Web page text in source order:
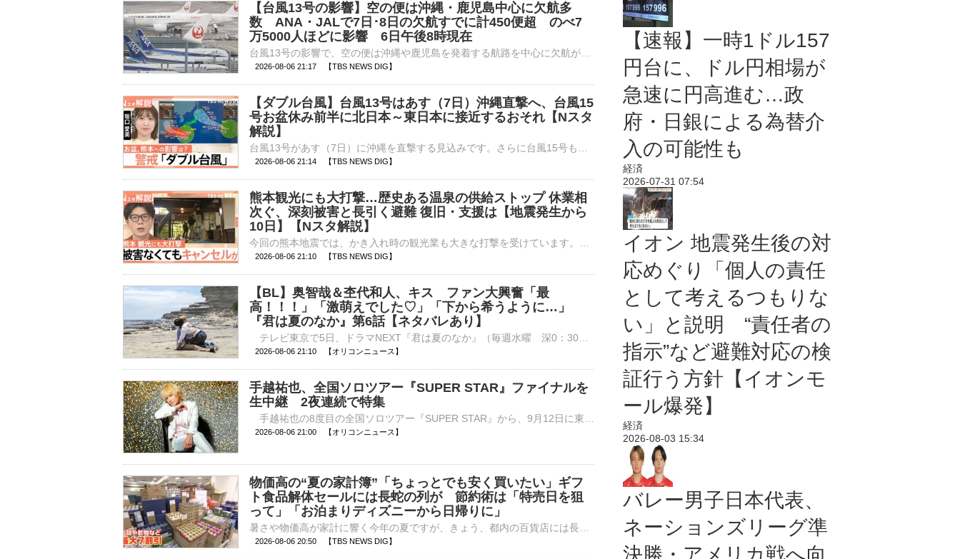
【台風13号の影響】空の便は沖縄・鹿児島中心に欠航多
数 ANA・JALで7日･8日の欠航すでに計450便超 のべ7
万5000人ほどに影響 6日午後8時現在
2026-08-06 21:17 【TBS NEWS DIG】
【ダブル台風】台風13号はあす（7日）沖縄直撃へ、台風15
号お盆休み前半に北日本～東日本に接近するおそれ【Nスタ
解説】
2026-08-06 21:14 【TBS NEWS DIG】
熊本観光にも大打撃…歴史ある温泉の供給ストップ 休業相
次ぐ、深刻被害と長引く避難 復旧・支援は【地震発生から
10日】【Nスタ解説】
2026-08-06 21:10 【TBS NEWS DIG】
【BL】奥智哉＆杢代和人、キス ファン大興奮「最
高！！！」「激萌えでした♡」「下から希うように…」
『君は夏のなか』第6話【ネタバレあり】
2026-08-06 21:10 【オリコンニュース】
手越祐也、全国ソロツアー『SUPER STAR』ファイナルを
生中継 2夜連続で特集
2026-08-06 21:00 【オリコンニュース】
物価高の“夏の家計簿”「ちょっとでも安く買いたい」ギフ
ト食品解体セールには長蛇の列が 節約術は「特売日を狙
って」「お泊まりディズニーから日帰りに」
2026-08-06 20:50 【TBS NEWS DIG】
【速報】一時1ドル157
円台に、ドル円相場が
急速に円高進む…政
府・日銀による為替介
入の可能性も
経済
2026-07-31 07:54
イオン 地震発生後の対
応めぐり「個人の責任
として考えるつもりな
い」と説明 “責任者の
指示”など避難対応の検
証行う方針【イオンモ
ール爆発】
経済
2026-08-03 15:34
バレー男子日本代表、
ネーションズリーグ準
決勝・アメリカ戦へ向